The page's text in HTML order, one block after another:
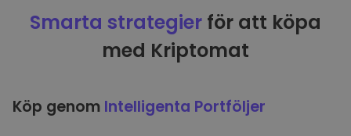
Smarta strategier för att köpa
med Kriptomat
Köp genom Intelligenta Portföljer